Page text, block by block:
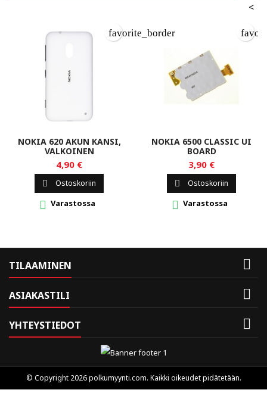
<
NOKIA 620 AKUN KANSI,
VALKOINEN
4,90 €
 Ostoskoriin
 Varastossa
favorite_border
NOKIA 6500 CLASSIC UI
BOARD
3,90 €
 Ostoskoriin
 Varastossa
TILAAMINEN 
ASIAKASTILI 
YHTEYSTIEDOT 
© Copyright 2026 polkumyynti.com. Kaikki oikeudet pidätetään.